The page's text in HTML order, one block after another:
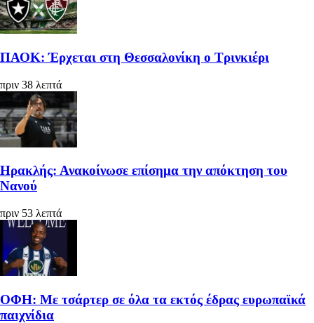
ΠΑΟΚ: Έρχεται στη Θεσσαλονίκη ο Τρινκιέρι
πριν 38 λεπτά
Ηρακλής: Ανακοίνωσε επίσημα την απόκτηση του
Νανού
πριν 53 λεπτά
ΟΦΗ: Με τσάρτερ σε όλα τα εκτός έδρας ευρωπαϊκά
παιχνίδια